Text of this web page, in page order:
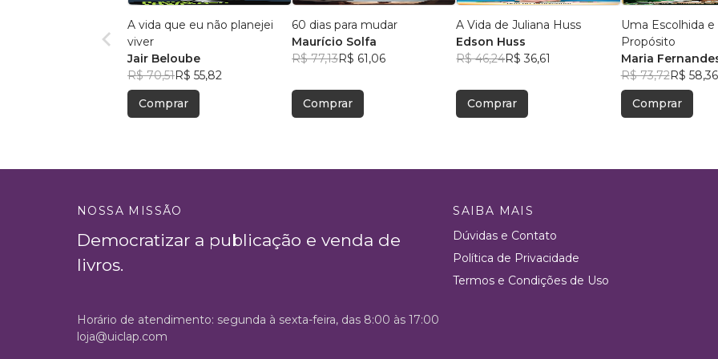
A vida que eu não planejei
viver
Jair Beloube
R$ 70,51R$ 55,82
Comprar
60 dias para mudar
Maurício Solfa
R$ 77,13R$ 61,06
Comprar
A Vida de Juliana Huss
Edson Huss
R$ 46,24R$ 36,61
Comprar
Uma Escolhida e
Propósito
Maria
R$ 73,72R$ 58,36
Comprar
NOSSA MISSÃO
Democratizar a publicação e venda de
livros.
SAIBA MAIS
Dúvidas e Contato
Política de Privacidade
Termos e Condições de Uso
Horário de atendimento: segunda à sexta-feira, das 8:00 às 17:00
loja@uiclap.com